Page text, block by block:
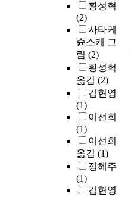
황성혁
(2)
사타케
슌스케 그
림 (2)
황성혁
옮김 (2)
김현영
(1)
이선희
(1)
이선희
옮김 (1)
정혜주
(1)
김현영